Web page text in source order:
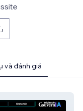
và đánh giá